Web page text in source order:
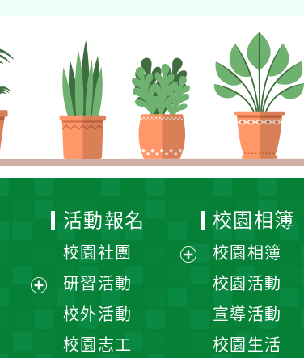
活動報名
校園社團
研習活動
校外活動
校園志工
校園相簿
校園相簿
校園活動
宣導活動
校園生活